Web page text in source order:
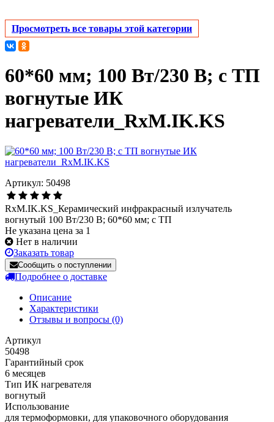
Просмотреть все товары этой категории
60*60 мм; 100 Вт/230 В; с ТП
вогнутые ИК
нагреватели_RxM.IK.KS
Артикул: 50498
RxM.IK.KS_Керамический инфракрасный излучатель
вогнутый 100 Вт/230 В; 60*60 мм; с ТП
Не указана цена за 1
Нет в наличии
Заказать товар
Сообщить о поступлении
Подробнее о доставке
Описание
Характеристики
Отзывы и вопросы (0)
Артикул
50498
Гарантийный срок
6 месяцев
Тип ИК нагревателя
вогнутый
Использование
для термоформовки, для упаковочного оборудования